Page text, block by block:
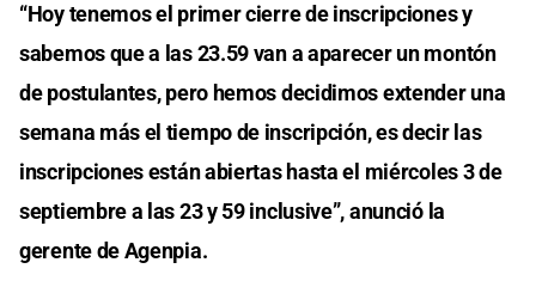
“Hoy tenemos el primer cierre de inscripciones y
sabemos que a las 23.59 van a aparecer un montón
de postulantes, pero hemos decidimos extender una
semana más el tiempo de inscripción, es decir las
inscripciones están abiertas hasta el miércoles 3 de
septiembre a las 23 y 59 inclusive”, anunció la
gerente de Agenpia.